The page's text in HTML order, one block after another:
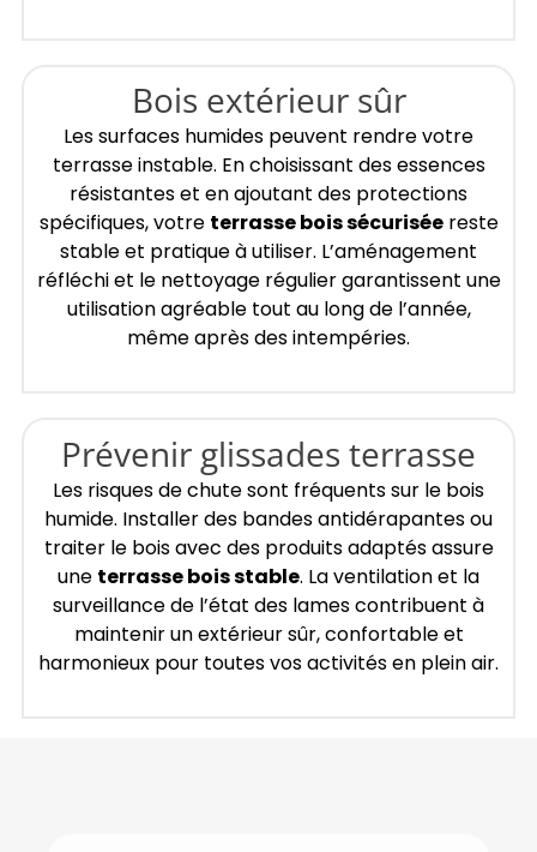
Bois extérieur sûr
Les surfaces humides peuvent rendre votre
terrasse instable. En choisissant des essences
résistantes et en ajoutant des protections
spécifiques, votre terrasse bois sécuriséereste
stable et pratique à utiliser. L’aménagement
réfléchi et le nettoyage régulier garantissent une
utilisation agréable tout au long de l’année,
même après des intempéries.
Prévenir glissades terrasse
Les risques de chute sont fréquents sur le bois
humide. Installer des bandes antidérapantes ou
traiter le bois avec des produits adaptés assure
une terrasse bois stable. La ventilation et la
surveillance de l’état des lames contribuent à
maintenir un extérieur sûr, confortable et
harmonieux pour toutes vos activités en plein air.